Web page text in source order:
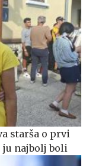
starša o prvi
ju najbolj boli